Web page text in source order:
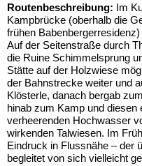
Routenbeschreibung: Im
Kampbrücke (oberhalb die
frühen
Auf der Seitenstraße durch
die Ruine Schimmelsprung
Stätte auf der Holzwiese
der Bahnstrecke weiter und
Klösterle, danach bergab
hinab zum Kamp und diesen
verheerenden Hochwasser
wirkenden Talwiesen. Im
Eindruck in Flussnähe – der
begleitet von sich vielleicht